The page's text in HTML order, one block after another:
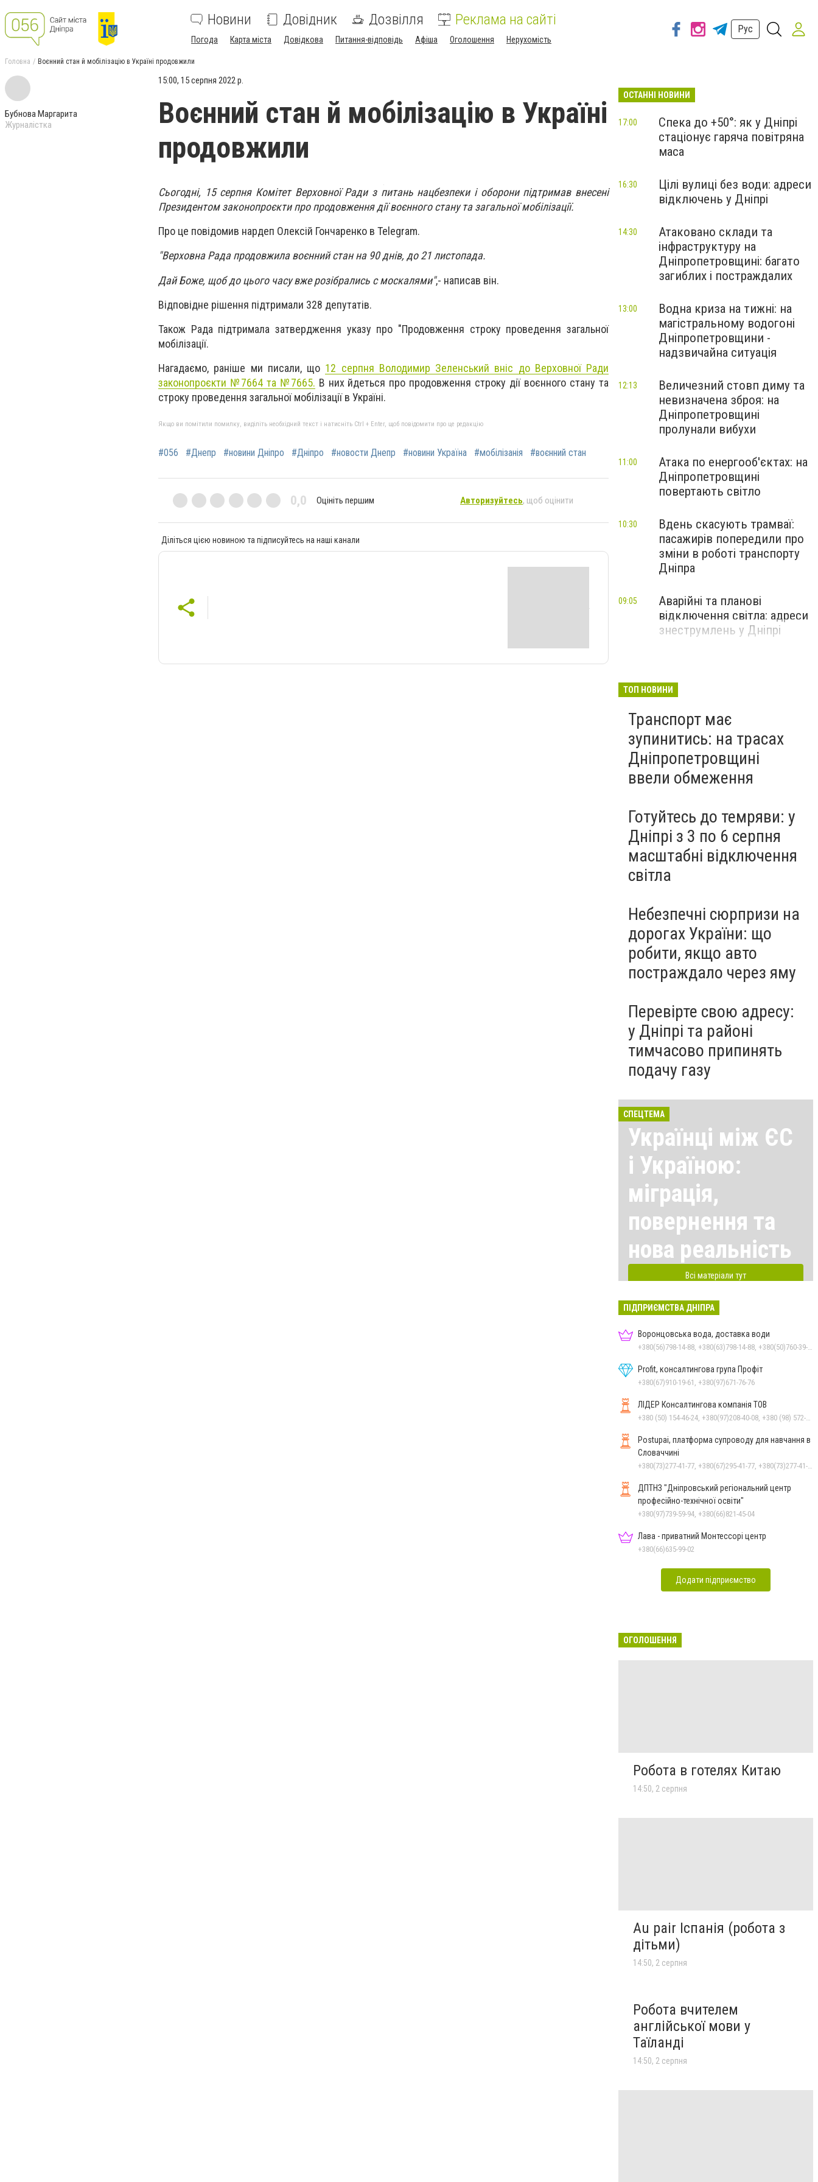
Новини Довідник Дозвілля Реклама на сайті
Погода Карта міста Довідкова Питання-відповідь Афіша Оголошення Нерухомість
Рус
Головна Воєнний стан й мобілізацію в Україні продовжили
Бубнова Маргарита
Журналістка
15:00, 15 серпня 2022 р.
Воєнний стан й мобілізацію в Україні
продовжили
Сьогодні, 15 серпня Комітет Верховної Ради з питань нацбезпеки і оборони підтримав внесені
Президентом законопроєкти про продовження дії воєнного стану та загальної мобілізації.
Про це повідомив нардеп Олексій Гончаренко в Telegram.
"Верховна Рада продовжила воєнний стан на 90 днів, до 21 листопада.
Дай Боже, щоб до цього часу вже розібрались с москалями",- написав він.
Відповідне рішення підтримали 328 депутатів.
Також Рада підтримала затвердження указу про "Продовження строку проведення загальної
мобілізації.
Нагадаємо, раніше ми писали, що 12 серпня Володимир Зеленський вніс до Верховної Ради
законопроєкти №7664 та №7665. В них йдеться про продовження строку дії воєнного стану та
строку проведення загальної мобілізації в Україні.
Якщо ви помітили помилку, виділіть необхідний текст і натисніть Ctrl + Enter, щоб повідомити про це редакцію
#056 #Днепр #новини Дніпро #Дніпро #новости Днепр #новини Україна #мобілізанія #воєнний стан
0,0 Оцініть першим Авторизуйтесь, щоб оцінити
Діліться цією новиною та підписуйтесь на наші канали
ОСТАННІ НОВИНИ
Спека до +50°: як у Дніпрі
стаціонує гаряча повітряна
маса
17:00
Цілі вулиці без води: адреси
відключень у Дніпрі
16:30
Атаковано склади та
інфраструктуру на
Дніпропетровщині: багато
загиблих і постраждалих
14:30
Водна криза на тижні: на
магістральному водогоні
Дніпропетровщини -
надзвичайна ситуація
13:00
Величезний стовп диму та
невизначена зброя: на
Дніпропетровщині
пролунали вибухи
12:13
Атака по енергооб'єктах: на
Дніпропетровщині
повертають світло
11:00
Вдень скасують трамваї:
пасажирів попередили про
зміни в роботі транспорту
Дніпра
10:30
Аварійні та планові
відключення світла: адреси
знеструмлень у Дніпрі
09:05
ТОП НОВИНИ
Транспорт має
зупинитись: на трасах
Дніпропетровщині
ввели обмеження
Готуйтесь до темряви: у
Дніпрі з 3 по 6 серпня
масштабні відключення
світла
Небезпечні сюрпризи на
дорогах України: що
робити, якщо авто
постраждало через яму
Перевірте свою адресу:
у Дніпрі та районі
тимчасово припинять
подачу газу
СПЕЦТЕМА
Українці між ЄС
і Україною:
міграція,
повернення та
нова реальність
Всі матеріали тут
ПІДПРИЄМСТВА ДНІПРА
Воронцовська вода, доставка води
Profit, консалтингова група Профіт
+380(67)910-19-61, +380(97)671-76-76
ЛІДЕР Консалтингова компанія ТОВ
Postupai, платформа супроводу для навчання в
Словаччині
ДПТНЗ "Дніпровський регіональний центр
професійно-технічної освіти"
+380(97)739-59-94, +380(66)821-45-04
Лава - приватний Монтессорі центр
+380(66)635-99-02
Додати підприємство
ОГОЛОШЕННЯ
Робота в готелях Китаю
14:50, 2 серпня
Au pair Іспанія (робота з
дітьми)
14:50, 2 серпня
Робота вчителем
англійської мови у
Таїланді
14:50, 2 серпня